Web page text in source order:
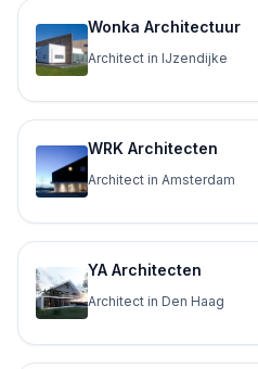
Wonka Architectuur
Architect in IJzendijke
WRK Architecten
Architect in Amsterdam
YA Architecten
Architect in Den Haag